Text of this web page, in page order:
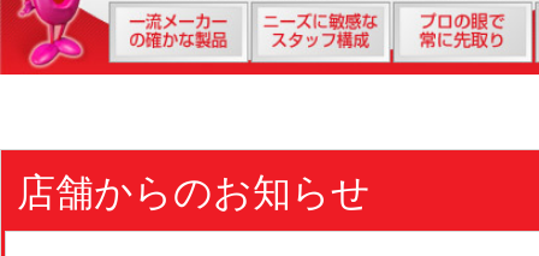
店舗からのお知らせ